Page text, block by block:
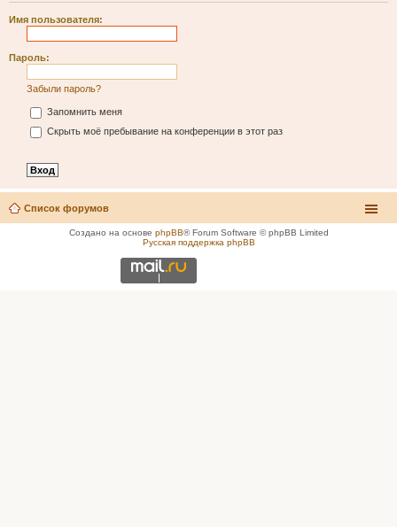
Имя пользователя:
Пароль:
Забыли пароль?
Запомнить меня
Скрыть моё пребывание на конференции в этот раз
Список форумов
Создано на основе phpBB® Forum Software © phpBB Limited
Русская поддержка phpBB